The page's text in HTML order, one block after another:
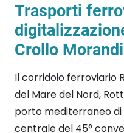
Trasporti
Crollo Morandi
Il corridoio ferroviario
del Mare del Nord,
porto mediterraneo
centrale del 45°